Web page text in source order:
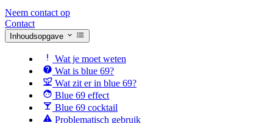
Neem contact op
Contact
Inhoudsopgave
Wat je moet weten
Wat is blue 69?
Wat zit er in blue 69?
Blue 69 effect
Blue 69 cocktail
Problematisch gebruik